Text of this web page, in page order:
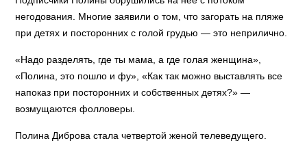
негодования. Многие заявили о том, что загорать на пляже
при детях и посторонних с голой грудью — это неприлично.
«Надо разделять, где ты мама, а где голая женщина»,
«Полина, это пошло и фу», «Как так можно выставлять все
напоказ при посторонних и собственных детях?» —
возмущаются фолловеры.
Полина Диброва стала четвертой женой телеведущего.